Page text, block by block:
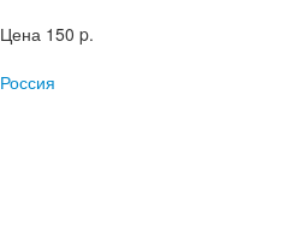
Цена 150 p.
Россия